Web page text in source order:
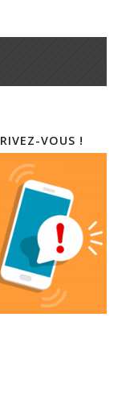
VOUS !